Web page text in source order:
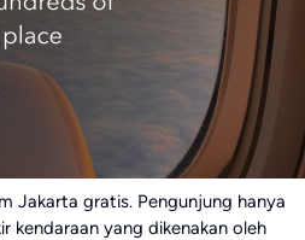
Jakarta gratis. Pengunjung hanya
kendaraan yang dikenakan oleh